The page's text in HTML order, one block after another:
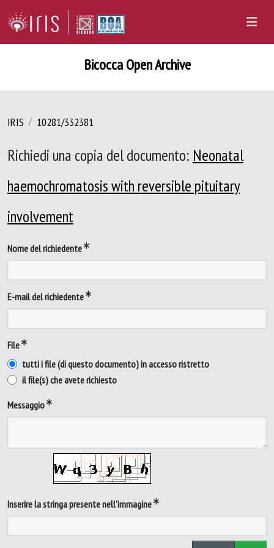
Bicocca Open Archive
IRIS 10281/332381
Richiedi una copia del documento: Neonatal
haemochromatosis with reversible pituitary
involvement
Nome del richiedente
E-mail del richiedente
File
tutti i file (di questo documento) in accesso ristretto
il file(s) che avete richiesto
Messaggio
Inserire la stringa presente nell'immagine